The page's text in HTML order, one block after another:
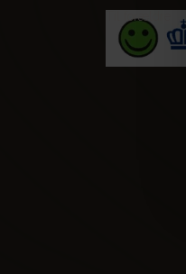
Til forældre